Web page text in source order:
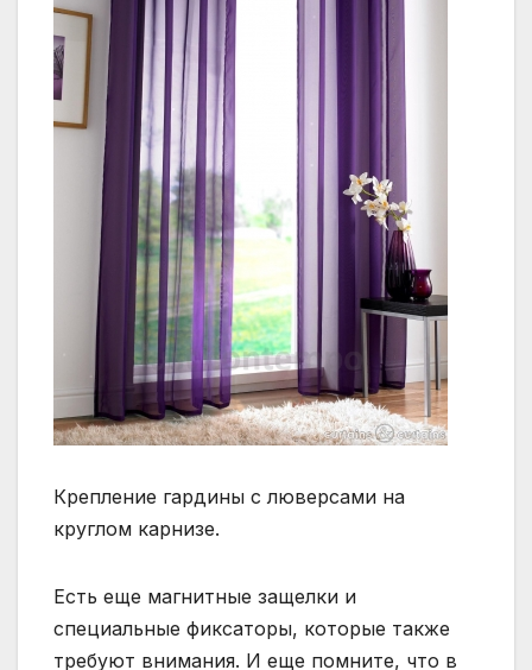
Крепление гардины с люверсами на
круглом карнизе.
Есть еще магнитные защелки и
специальные фиксаторы, которые также
требуют внимания. И еще помните, что в